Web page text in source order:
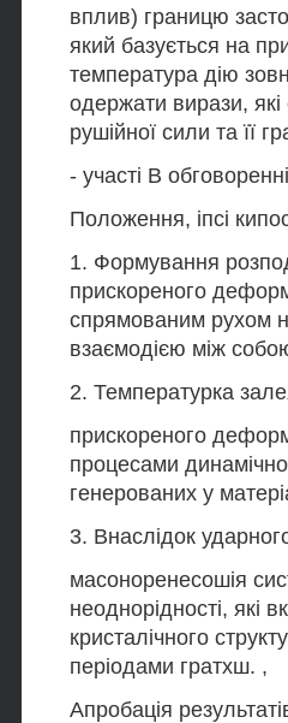
вплив) границю
який базується на
температура дію
одержати вирази,
рушійної сили та її
- участі В
Положення, іпсі
1. Формування
прискореного
спрямованим рухом
взаємодією між
2. Температурка
прискореного
процесами
генерованих у
3. Внаслідок
масоноренесошія
неоднорідності, які
кристалічного
періодами гратхш. ,
Апробація